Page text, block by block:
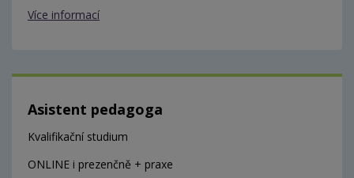
Více informací
Asistent pedagoga
Kvalifikační studium
ONLINE i prezenčně + praxe